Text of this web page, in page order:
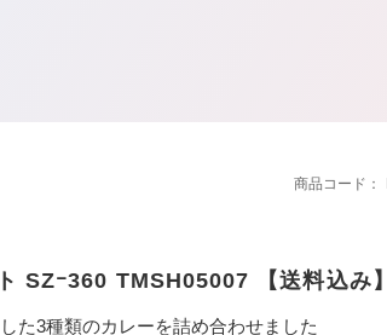
SZｰ360 TMSH05007 【送料込み】
商品コード
た3種類のカレーを詰め合わせました